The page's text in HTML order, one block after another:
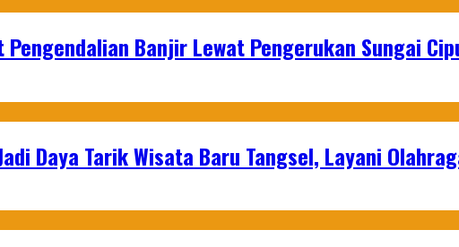
Banjir Lewat Pengerukan Sungai
Daya Tarik Wisata Baru Tangsel, Layani